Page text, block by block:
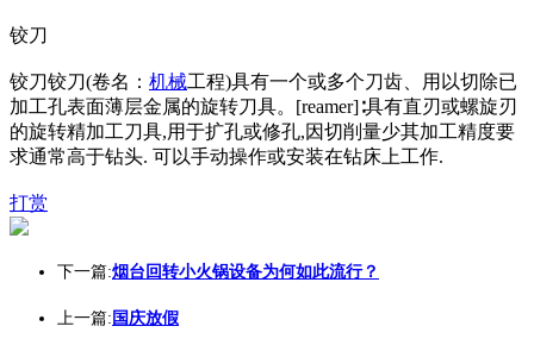
铰刀
铰刀铰刀(卷名： 机械工程)具有一个或多个刀齿、用以切除已
加工孔表面薄层金属的旋转刀具。[reamer]∶具有直刃或螺旋刃
的旋转精加工刀具,用于扩孔或修孔,因切削量少其加工精度要
求通常高于钻头. 可以手动操作或安装在钻床上工作.
打赏
下一篇:烟台回转小火锅设备为何如此流行？
上一篇: 国庆放假